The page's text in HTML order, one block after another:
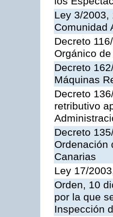
Ley 3/2003,
Comunidad
Decreto
Orgánico
Decreto
Máquinas
Decreto
retributivo
Decreto
Ordenación
Canarias
Ley 17/
Orden, 10
por la que
Inspección